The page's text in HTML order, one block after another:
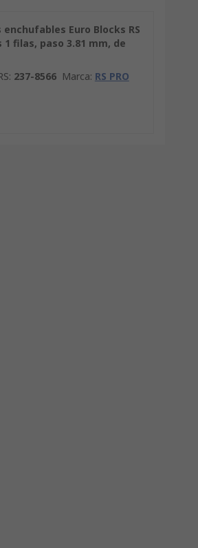
Euro Blocks RS
1 filas, paso 3.81 mm, de
: 237-8566 Marca: RS PRO